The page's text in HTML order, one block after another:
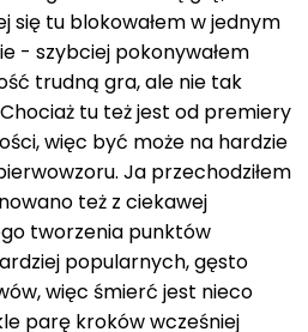
się tu blokowałem w jednym
- szybciej pokonywałem
trudną gra, ale nie tak
tu też jest od premiery
więc być może na hardzie
Ja przechodziłem
też z ciekawej
tworzenia punktów
popularnych, gęsto
więc śmierć jest nieco
parę kroków wcześniej